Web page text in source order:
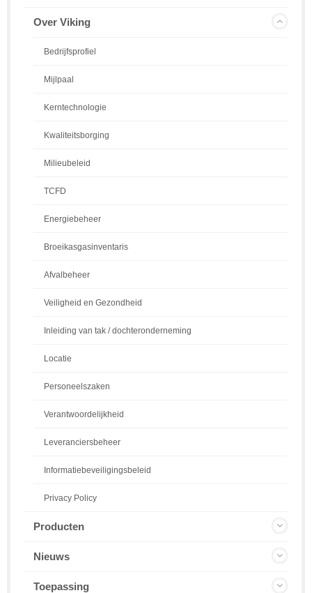
Over Viking
Bedrijfsprofiel
Mijlpaal
Kerntechnologie
Kwaliteitsborging
Milieubeleid
TCFD
Energiebeheer
Broeikasgasinventaris
Afvalbeheer
Veiligheid en Gezondheid
Inleiding van tak / dochteronderneming
Locatie
Personeelszaken
Verantwoordelijkheid
Leveranciersbeheer
Informatiebeveiligingsbeleid
Privacy Policy
Producten
Nieuws
Toepassing